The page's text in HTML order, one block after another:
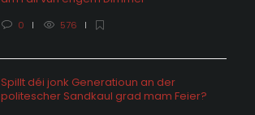
0 576
Spillt déi jonk Generatioun an der
politescher Sandkaul grad mam Feier?